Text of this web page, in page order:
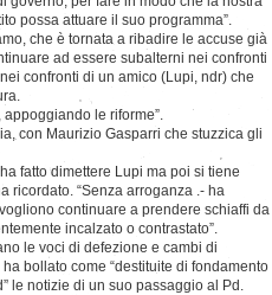
possa attuare il suo programma”.
che è tornata a ribadire le accuse già
ad essere subalterni nei confronti
confronti di un amico (Lupi, ndr) che
le riforme”.
con Maurizio Gasparri che stuzzica gli
fatto dimettere Lupi ma poi si tiene
ricordato. “Senza arroganza .- ha
continuare a prendere schiaffi da
incalzato o contrastato”.
le voci di defezione e cambi di
bollato come “destituite di fondamento
le notizie di un suo passaggio al Pd.